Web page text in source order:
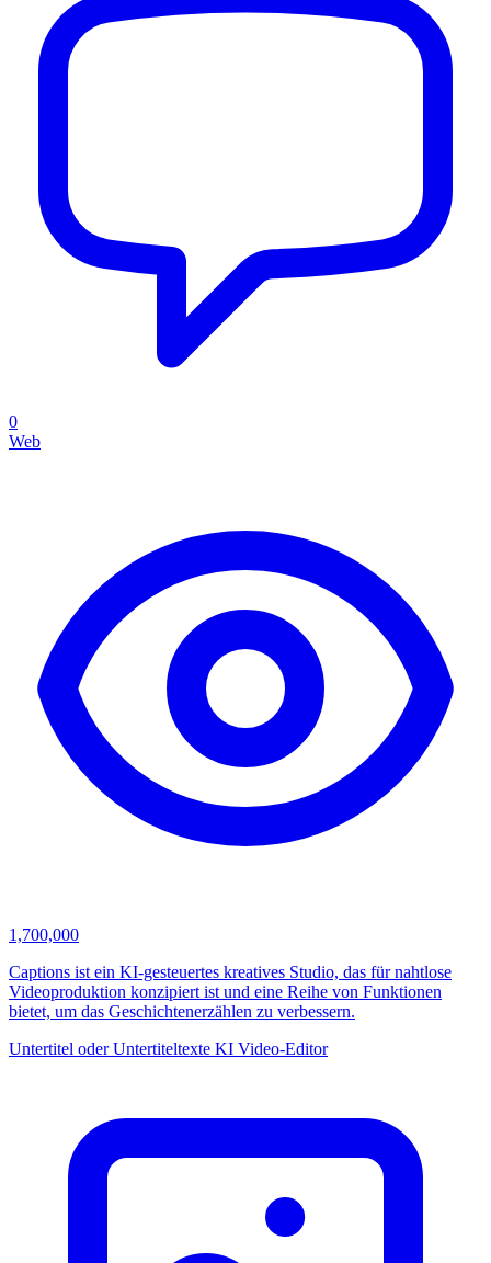
0
Web
1,700,000
Captions ist ein KI-gesteuertes kreatives Studio, das für nahtlose
Videoproduktion konzipiert ist und eine Reihe von Funktionen
bietet, um das Geschichtenerzählen zu verbessern.
Untertitel oder Untertiteltexte KI Video-Editor